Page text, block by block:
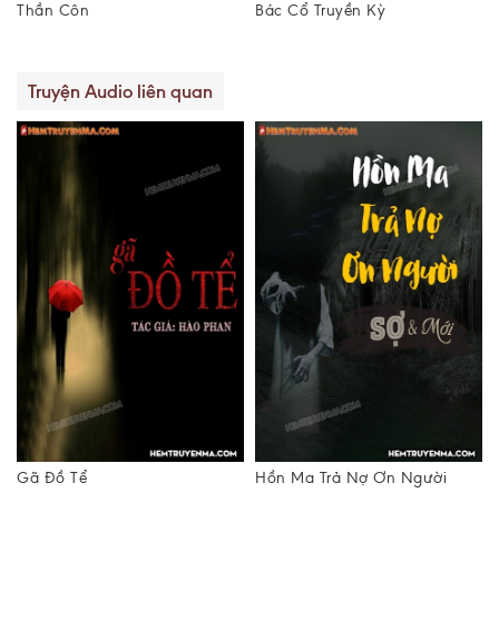
Thần Côn Bác Cổ Truyền Kỳ
Truyện Audio liên quan
Gã Đồ Tể Hồn Ma Trả Nợ Ơn Người